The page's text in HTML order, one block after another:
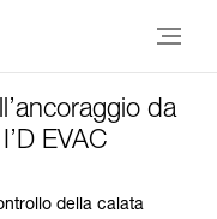
da
EVAC
della calata